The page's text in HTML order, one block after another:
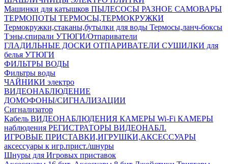
Машинки для катышков ПЫЛЕСОСЫ РАЗНОЕ САМОВАРЫ
ТЕРМОПОТЫ ТЕРМОСЫ,ТЕРМОКРУЖКИ
Термокружки,стаканы,бутылки для воды Термосы,ланч-боксы
Тэны,спирали УТЮГИ/Отпариватели
ГЛАДИЛЬНЫЕ ДОСКИ ОТПАРИВАТЕЛИ СУШИЛКИ для
белья УТЮГИ
ФИЛЬТРЫ ВОДЫ
Фильтры воды
ЧАЙНИКИ электро
ВИДЕОНАБЛЮДЕНИЕ
ДОМОФОНЫ/СИГНАЛИЗАЦИИ
Сигнализатор
Кабель ВИДЕОНАБЛЮДЕНИЯ КАМЕРЫ Wi-Fi КАМЕРЫ
наблюдения РЕГИСТРАТОРЫ ВИДЕОНАБЛ.
ИГРОВЫЕ ПРИСТАВКИ,ИГРУШКИ,АКСЕССУАРЫ
аксесcуары к игр.прист./шнуры
Шнуры для Игровых приставок